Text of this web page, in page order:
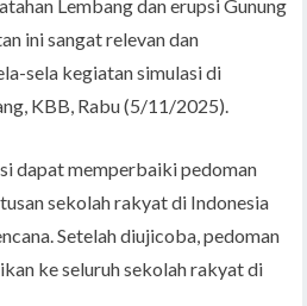
Lembang dan erupsi Gunung
ini sangat relevan dan
sela kegiatan simulasi di
KBB, Rabu (5/11/2025).
dapat memperbaiki pedoman
sekolah rakyat di Indonesia
Setelah diujicoba, pedoman
ke seluruh sekolah rakyat di